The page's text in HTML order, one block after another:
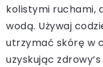
kolistymi ruchami,
wodą. Używaj
utrzymać skórę w
uzyskując